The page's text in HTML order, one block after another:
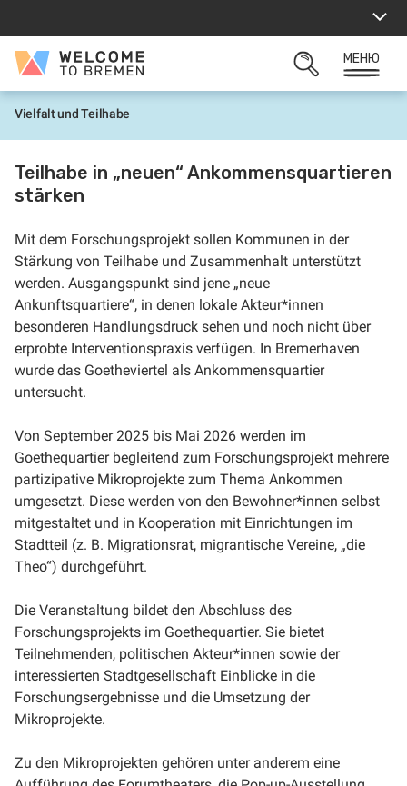
съдържанието
Welcome
Bremen
ОТВОРИ
МЕНЮ
Н
а
л
о
Vielfalt und Teilhabe
Teilhabe in „neuen“ Ankommensquartieren
stärken
Mit dem Forschungsprojekt sollen Kommunen in der
Stärkung von Teilhabe und Zusammenhalt unterstützt
werden. Ausgangspunkt sind jene „neue
Ankunftsquartiere“, in denen lokale Akteur*innen
besonderen Handlungsdruck sehen und noch nicht über
erprobte Interventionspraxis verfügen. In Bremerhaven
wurde das Goetheviertel als Ankommensquartier
untersucht.
Von September 2025 bis Mai 2026 werden im
Goethequartier begleitend zum Forschungsprojekt mehrere
partizipative Mikroprojekte zum Thema Ankommen
umgesetzt. Diese werden von den Bewohner*innen selbst
mitgestaltet und in Kooperation mit Einrichtungen im
Stadtteil (z. B. Migrationsrat, migrantische Vereine, „die
Theo“) durchgeführt.
Die Veranstaltung bildet den Abschluss des
Forschungsprojekts im Goethequartier. Sie bietet
Teilnehmenden, politischen Akteur*innen sowie der
interessierten Stadtgesellschaft Einblicke in die
Forschungsergebnisse und die Umsetzung der
Mikroprojekte.
Zu den Mikroprojekten gehören unter anderem eine